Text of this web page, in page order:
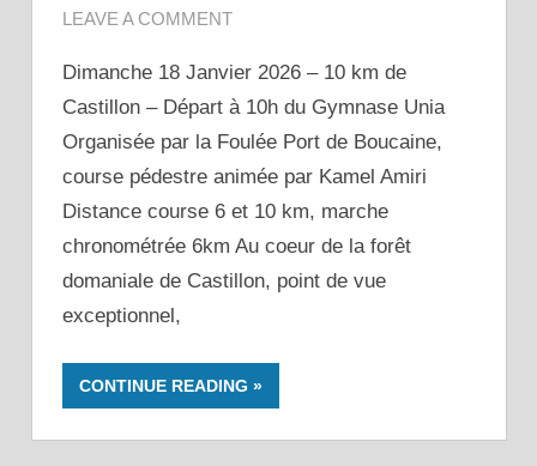
LEAVE A COMMENT
Dimanche 18 Janvier 2026 – 10 km de
Castillon – Départ à 10h du Gymnase Unia
Organisée par la Foulée Port de Boucaine,
course pédestre animée par Kamel Amiri
Distance course 6 et 10 km, marche
chronométrée 6km Au coeur de la forêt
domaniale de Castillon, point de vue
exceptionnel,
CONTINUE READING